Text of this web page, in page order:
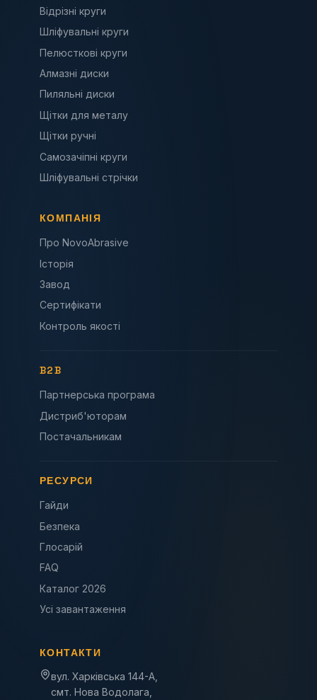
Відрізні круги
Шліфувальні круги
Пелюсткові круги
Алмазні диски
Пиляльні диски
Щітки для металу
Щітки ручні
Самозачіпні круги
Шліфувальні стрічки
КОМПАНІЯ
Про NovoAbrasive
Історія
Завод
Сертифікати
Контроль якості
B2B
Партнерська програма
Дистриб'юторам
Постачальникам
РЕСУРСИ
Гайди
Безпека
Глосарій
FAQ
Каталог 2026
Усі завантаження
КОНТАКТИ
вул. Харківська 144-А,
смт. Нова Водолага,